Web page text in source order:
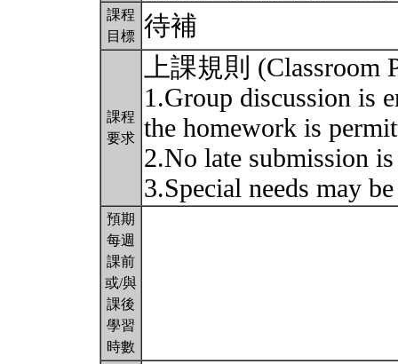
課程
目標 待補
課程
要求
上課規則 (Classroom
1.Group discussion is
the homework is
2.No late submission
3.Special needs may
預期
每週
課前
或/與
課後
學習
時數